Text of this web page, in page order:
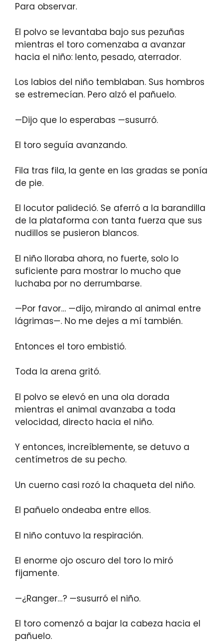
Para observar.
El polvo se levantaba bajo sus pezuñas
mientras el toro comenzaba a avanzar
hacia el niño: lento, pesado, aterrador.
Los labios del niño temblaban. Sus hombros
se estremecían. Pero alzó el pañuelo.
—Dijo que lo esperabas —susurró.
El toro seguía avanzando.
Fila tras fila, la gente en las gradas se ponía
de pie.
El locutor palideció. Se aferró a la barandilla
de la plataforma con tanta fuerza que sus
nudillos se pusieron blancos.
El niño lloraba ahora, no fuerte, solo lo
suficiente para mostrar lo mucho que
luchaba por no derrumbarse.
—Por favor… —dijo, mirando al animal entre
lágrimas—. No me dejes a mí también.
Entonces el toro embistió.
Toda la arena gritó.
El polvo se elevó en una ola dorada
mientras el animal avanzaba a toda
velocidad, directo hacia el niño.
Y entonces, increíblemente, se detuvo a
centímetros de su pecho.
Un cuerno casi rozó la chaqueta del niño.
El pañuelo ondeaba entre ellos.
El niño contuvo la respiración.
El enorme ojo oscuro del toro lo miró
fijamente.
—¿Ranger…? —susurró el niño.
El toro comenzó a bajar la cabeza hacia el
pañuelo.